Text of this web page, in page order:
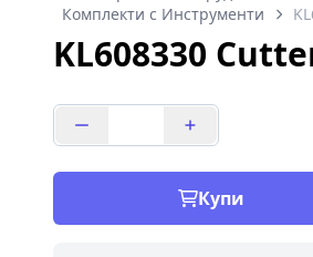
Комплекти с Инструменти
KL608330
Купи